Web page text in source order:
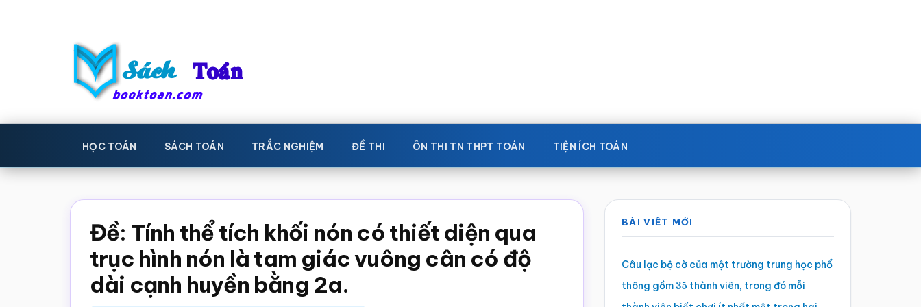
Sách
Toán
-
Học
toán
Học
toán,
toán,
Sách
khoa
Toán,
HỌC TOÁN SÁCH TOÁN TRẮC NGHIỆM ĐỀ THI ÔN THI TN THPT TOÁN TIỆN ÍCH TOÁN
Đề: Tính thể tích khối nón có thiết diện qua
trục hình nón là tam giác vuông cân có độ
dài cạnh huyền bằng 2a.
Sidebar
chính
BÀI VIẾT MỚI
Câu lạc bộ cờ của một trường trung học phổ
thông gồm35 thành viên, trong đó mỗi